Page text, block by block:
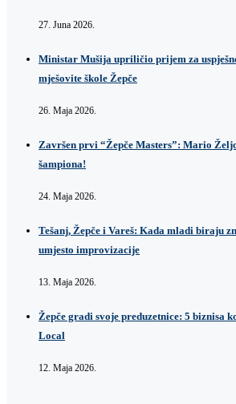
27. Juna 2026.
Ministar Mušija upriličio prijem za
mješovite škole Žepče
26. Maja 2026.
Završen prvi “Žepče Masters”: Mario
šampiona!
24. Maja 2026.
Tešanj, Žepče i Vareš: Kada mladi biraju
umjesto improvizacije
13. Maja 2026.
Žepče gradi svoje preduzetnice: 5 biznisa
Local
12. Maja 2026.